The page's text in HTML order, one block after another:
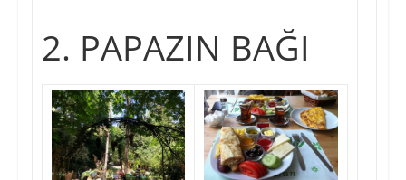
2. PAPAZIN BAĞI